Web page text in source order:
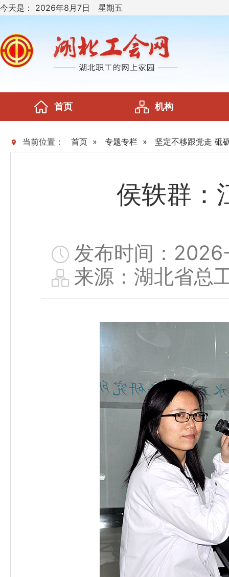
今天是： 2026年8月7日 星期五
首页 机构
当前位置： 首页 » 专题专栏 » 坚定不移跟党走 砥
侯轶群：
发布时间：
来源：湖北省总